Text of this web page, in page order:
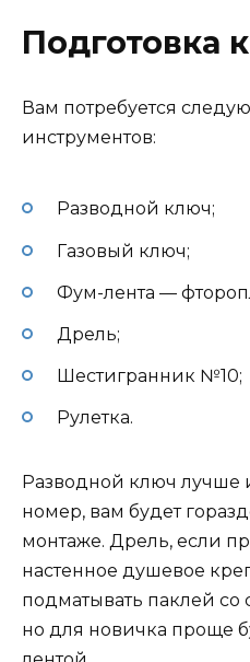
Подготовка
Вам потребуется
инструментов:
Разводной ключ;
Газовый ключ;
Фум-лента —
Дрель;
Шестигранник №10;
Рулетка.
Разводной ключ лучше
номер, вам будет
монтаже. Дрель, если
настенное душевое
подматывать паклей со
но для новичка проще